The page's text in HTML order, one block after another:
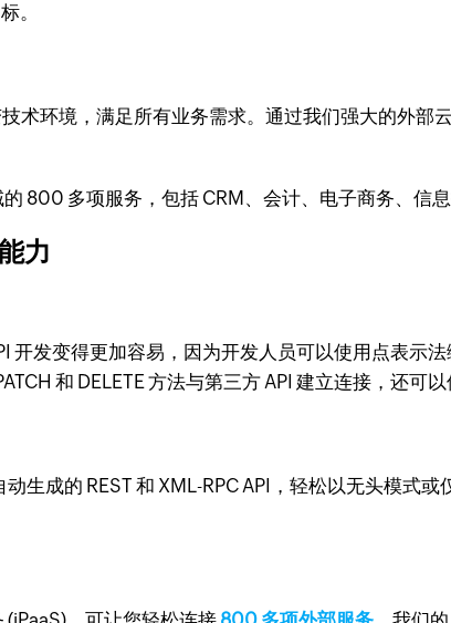
。
术环境，满足所有业务需求。通过我们强大的外
800 多项服务，包括 CRM、会计、电子商务、信息
力
发变得更加容易，因为开发人员可以使用点表示
和 DELETE 方法与第三方 API 建立连接，还可
生成的 REST 和 XML-RPC API，轻松以无头模式